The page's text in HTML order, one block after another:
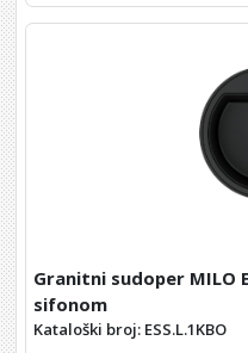
Granitni sudoper MILO
sifonom
Kataloški broj: ESS.L.1KBO